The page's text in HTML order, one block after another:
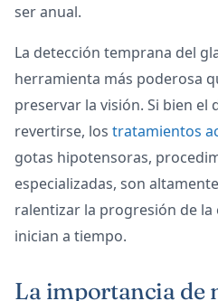
ser anual.
La detección temprana del
herramienta más poderosa
preservar la visión. Si bien el
revertirse, los tratamientos
gotas hipotensoras,
especializadas, son
ralentizar la progresión de
inician a tiempo.
La importancia de